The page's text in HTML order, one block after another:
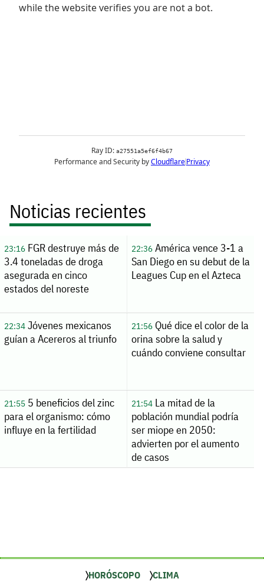
Noticias recientes
23:16FGR destruye más de
3.4 toneladas de droga
asegurada en cinco
estados del noreste
22:36América vence 3-1 a
San Diego en su debut de la
Leagues Cup en el Azteca
22:34Jóvenes mexicanos
guían a Acereros al triunfo
21:56Qué dice el color de la
orina sobre la salud y
cuándo conviene consultar
21:555 beneficios del zinc
para el organismo: cómo
influye en la fertilidad
21:54La mitad de la
población mundial podría
ser miope en 2050:
advierten por el aumento
de casos
HORÓSCOPO CLIMA